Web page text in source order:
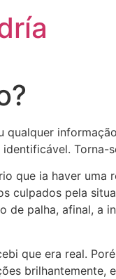
qualquer
que ia haver
culpados pela
de palha, afinal, a
que era real.